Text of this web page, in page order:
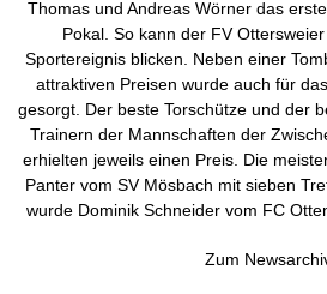
Thomas und Andreas Wörner das
Pokal. So kann der FV
Sportereignis blicken. Neben einer
attraktiven Preisen wurde auch für
gesorgt. Der beste Torschütze und der
Trainern der Mannschaften der
erhielten jeweils einen Preis. Die
Panter vom SV Mösbach mit sieben
wurde Dominik Schneider vom FC
Zum